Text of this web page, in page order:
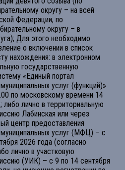
округу – на всей
Федерации, по
округу – в
Для этого необходимо
о включении в список
нахождения: в электронном
государственную
«Единый портал
услуг (функций)»
по московскому времени 14
либо лично в территориальную
Лабинская или через
центр предоставления
услуг (МФЦ) – с
2026 года (согласно
лично в участковую
(УИК) – с 9 по 14 сентября